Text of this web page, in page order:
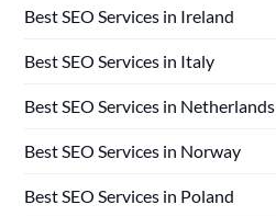
Best SEO Services in Ireland
Best SEO Services in Italy
Best SEO Services in Netherlands
Best SEO Services in Norway
Best SEO Services in Poland